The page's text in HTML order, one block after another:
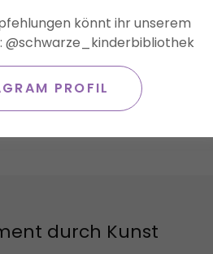
durch Kunst
könnt ihr unserem
PROFIL